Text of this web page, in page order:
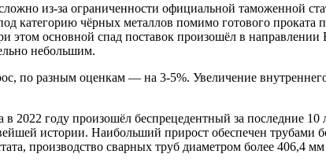
из-за ограниченности официальной таможенной
категорию чёрных металлов помимо готового проката
этом основной спад поставок произошёл в
небольшим.
по разным оценкам — на 3-5%. Увеличение
2022 году произошёл беспрецедентный за последние
истории. Наибольший прирост обеспечен
производство сварных труб диаметром более 406,4